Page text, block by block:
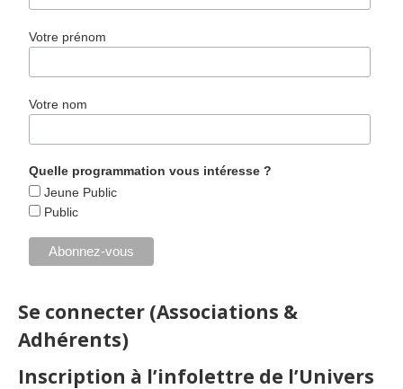
Votre prénom
Votre nom
Quelle programmation vous intéresse ?
Jeune Public
Public
Se connecter (Associations &
Adhérents)
Inscription à l’infolettre de l’Univers